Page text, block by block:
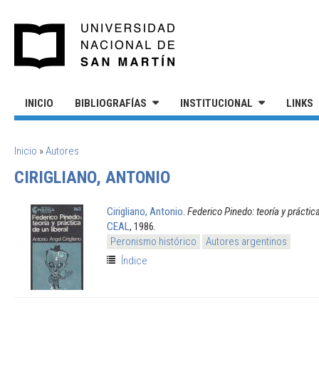
INICIO BIBLIOGRAFÍAS INSTITUCIONAL LINKS
SE ENCUENTRA USTED AQUÍ
Inicio »Autores
CIRIGLIANO, ANTONIO
Cirigliano, Antonio Federico Pinedo: teoría y
CEAL , 1986.
Peronismo histórico
Autores argentinos
Índice